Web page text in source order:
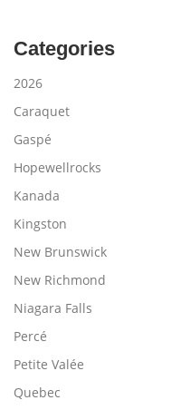
Categories
2026
Caraquet
Gaspé
Hopewellrocks
Kanada
Kingston
New Brunswick
New Richmond
Niagara Falls
Percé
Petite Valée
Quebec